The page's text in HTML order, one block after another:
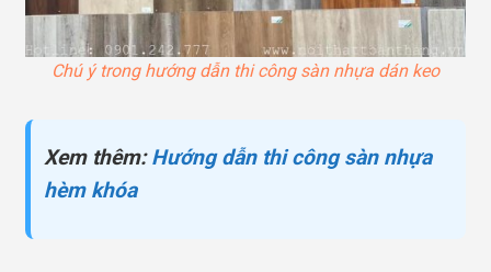
Chú ý trong hướng dẫn thi công sàn nhựa dán keo
Xem thêm:Hướng dẫn thi công sàn nhựa
hèm khóa